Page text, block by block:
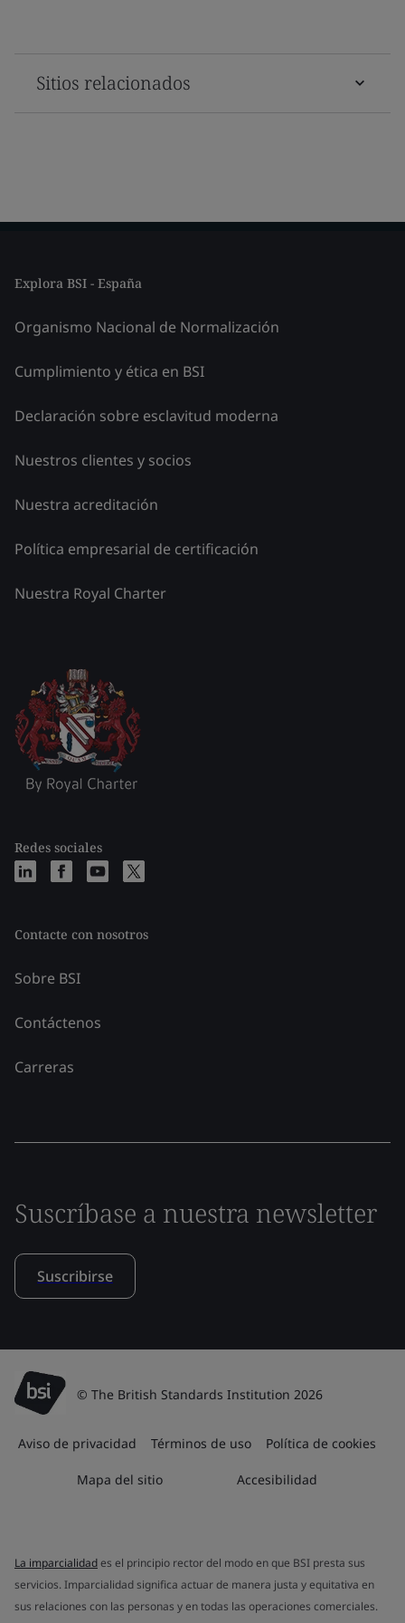
Sitios relacionados
Explora BSI - España
Organismo Nacional de Normalización
Cumplimiento y ética en BSI
Declaración sobre esclavitud moderna
Nuestros clientes y socios
Nuestra acreditación
Política empresarial de certificación
Nuestra Royal Charter
Redes sociales
Contacte con nosotros
Sobre BSI
Contáctenos
Carreras
Suscríbase a nuestra newsletter
Suscribirse
© The British Standards Institution 2026
Aviso de privacidad Términos de uso Política de cookies
Mapa del sitio Accesibilidad
La imparcialidades el principio rector del modo en que BSI presta sus
servicios. Imparcialidad significa actuar de manera justa y equitativa en
sus relaciones con las personas y en todas las operaciones comerciales.